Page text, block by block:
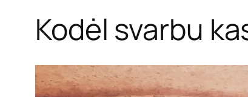
Kodėl svarbu